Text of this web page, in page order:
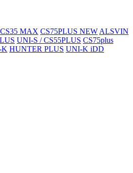
CS35 MAX CS75PLUS NEW ALSVIN
UNI-S / CS55PLUS CS75plus
K HUNTER PLUS UNI-K iDD